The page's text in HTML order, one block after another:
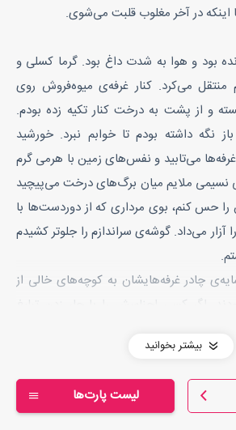
در آخر مغلوب قلبت می‌شوی.
بود و هوا به شدت داغ بود. گرما کسلی و
منتقل می‌کرد. کنار غرفه‌ی میوه‌فروش روی
و از پشت به درخت کنار تکیه زده بودم.
نگه داشته بودم تا خوابم نبرد. خورشید
غرفه‌ها می‌تابید و نفس‌های زمین با هرمی گرم
نسیمی ملایم میان برگ‌های درخت می‌پیچید
را حس کنم، بوی مرداری که از دوردست‌ها با
آزار می‌داد. گوشه‌ی سراندازم را جلوتر کشیدم
سایه‌ی چادر غرفه‌هایشان به کوچه‌های خالی از
هیچ‌کس برای خرید نمی‌آید.» و آرام‌تر با خود
در جیب کسی نمانده که بخواهد خرج لوازم
فحش و لعن هم نثار دیوها می‌کردند و در
بیشتر بخوانید
لیست پارت‌ها